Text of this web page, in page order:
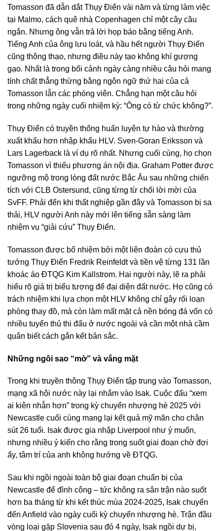
Tomasson đã dẫn dắt Thụy Điển vài năm và từng làm việc
tại Malmo, cách quê nhà Copenhagen chỉ một cây cầu
ngắn. Nhưng ông vẫn trả lời họp báo bằng tiếng Anh.
Tiếng Anh của ông lưu loát, và hầu hết người Thụy Điển
cũng thông thạo, nhưng điều này tạo không khí gượng
gạo. Nhất là trong bối cảnh ngày càng nhiều câu hỏi mang
tính chất thẳng thừng bằng ngôn ngữ thứ hai của cả
Tomasson lẫn các phóng viên. Chẳng hạn một câu hỏi
trong những ngày cuối nhiệm kỳ: “Ông có từ chức không?”.
Thụy Điển có truyền thống huấn luyện tự hào và thường
xuất khẩu hơn nhập khẩu HLV. Sven-Goran Eriksson và
Lars Lagerback là ví dụ rõ nhất. Nhưng cuối cùng, họ chọn
Tomasson vì thiếu phương án nội địa. Graham Potter được
ngưỡng mộ trong lòng đất nước Bắc Âu sau những chiến
tích với CLB Ostersund, cũng từng từ chối lời mời của
SvFF. Phải đến khi thất nghiệp gần đây và Tomasson bị sa
thải, HLV người Anh này mới lên tiếng sẵn sàng làm
nhiệm vụ “giải cứu” Thụy Điển.
Tomasson được bổ nhiệm bởi một liên đoàn có cựu thủ
tướng Thụy Điển Fredrik Reinfeldt và tiền vệ từng 131 lần
khoác áo ĐTQG Kim Kallstrom. Hai người này, lẽ ra phải
hiểu rõ giá trị biểu tượng để đại diện đất nước. Họ cũng có
trách nhiệm khi lựa chọn một HLV không chỉ gây rối loạn
phòng thay đồ, mà còn làm mất mặt cả nền bóng đá vốn có
nhiều tuyển thủ thi đấu ở nước ngoài và cần một nhà cầm
quân biết cách gắn kết bản sắc.
Những ngôi sao “mờ” và vắng mặt
Trong khi truyền thông Thụy Điển tập trung vào Tomasson,
mạng xã hội nước này lại nhắm vào Isak. Cuộc đấu “xem
ai kiên nhẫn hơn” trong kỳ chuyển nhượng hè 2025 với
Newcastle cuối cùng mang lại kết quả mỹ mãn cho chân
sút 26 tuổi. Isak được gia nhập Liverpool như ý muốn,
nhưng nhiều ý kiến cho rằng trong suốt giai đoạn chờ đợi
ấy, tâm trí của anh không hướng về ĐTQG.
Sau khi ngồi ngoài toàn bộ giai đoạn chuẩn bị của
Newcastle để đình công – tức không ra sân trận nào suốt
hơn ba tháng từ khi kết thúc mùa 2024-2025, Isak chuyển
đến Anfield vào ngày cuối kỳ chuyển nhượng hè. Trận đầu
vòng loại gặp Slovenia sau đó 4 ngày, Isak ngồi dự bị,